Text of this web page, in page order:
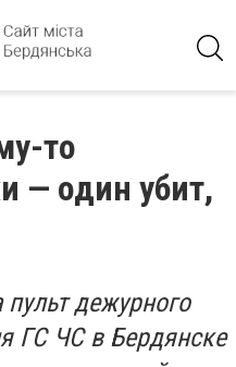
то
— один убит,
дежурного
ГС ЧС в Бердянске